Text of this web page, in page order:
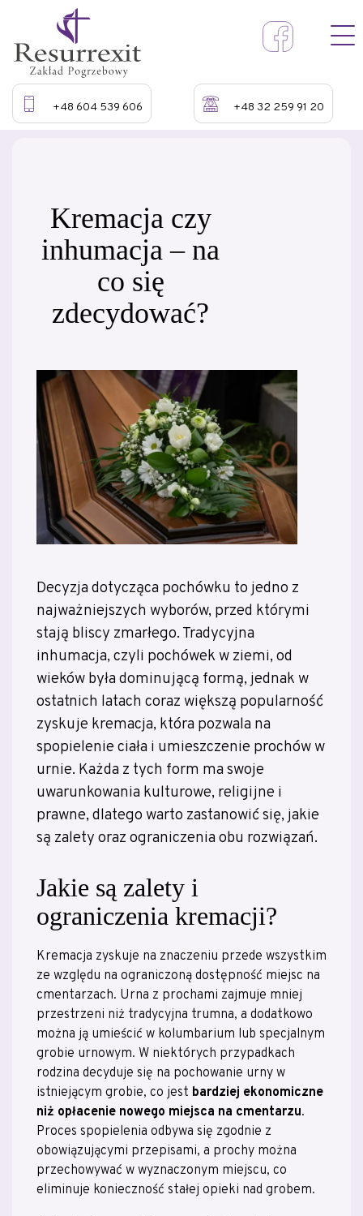
+48 604 539 606 +48 32 259 91 20
Kremacja czy
inhumacja – na
co się
zdecydować?
Decyzja dotycząca pochówku to jedno z
najważniejszych wyborów, przed którymi
stają bliscy zmarłego. Tradycyjna
inhumacja, czyli pochówek w ziemi, od
wieków była dominującą formą, jednak w
ostatnich latach coraz większą popularność
zyskuje kremacja, która pozwala na
spopielenie ciała i umieszczenie prochów w
urnie. Każda z tych form ma swoje
uwarunkowania kulturowe, religijne i
prawne, dlatego warto zastanowić się, jakie
są zalety oraz ograniczenia obu rozwiązań.
Jakie są zalety i
ograniczenia kremacji?
Kremacja zyskuje na znaczeniu przede wszystkim
ze względu na ograniczoną dostępność miejsc na
cmentarzach. Urna z prochami zajmuje mniej
przestrzeni niż tradycyjna trumna, a dodatkowo
można ją umieścić w kolumbarium lub specjalnym
grobie urnowym. W niektórych przypadkach
rodzina decyduje się na pochowanie urny w
istniejącym grobie, co jest bardziej ekonomiczne
niż opłacenie nowego miejsca na cmentarzu.
Proces spopielenia odbywa się zgodnie z
obowiązującymi przepisami, a prochy można
przechowywać w wyznaczonym miejscu, co
eliminuje konieczność stałej opieki nad grobem.